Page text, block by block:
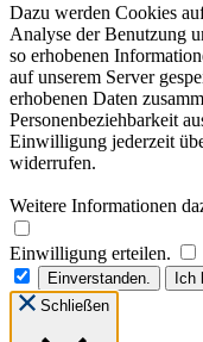
Dazu werden Cookies
Analyse der Benutzung
so erhobenen
auf unserem Server
erhobenen Daten
Personenbeziehbarkeit
Einwilligung jederzeit
widerrufen.
Weitere Informationen
Einwilligung erteilen.
Einverstanden. Ich
Schließen